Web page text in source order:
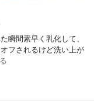
瞬間素早く乳化して、
フされるけど洗い上が